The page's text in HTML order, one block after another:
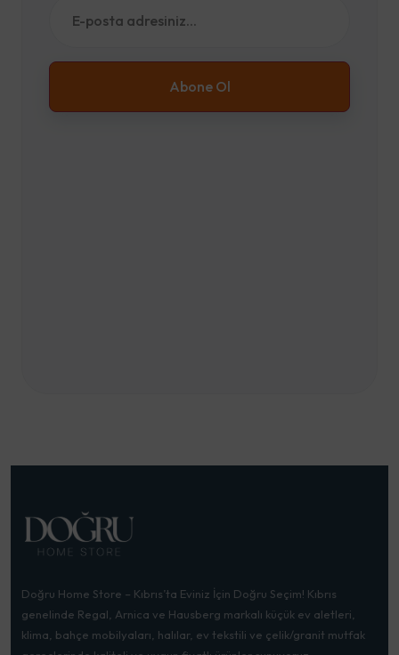
Abone Ol
Doğru Home Store – Kıbrıs’ta Eviniz İçin Doğru Seçim! Kıbrıs
genelinde Regal, Arnica ve Hausberg markalı küçük ev aletleri,
klima, bahçe mobilyaları, halılar, ev tekstili ve çelik/granit mutfak